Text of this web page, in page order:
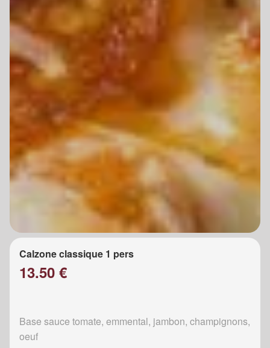
Calzone classique 1 pers
13.50 €
Base sauce tomate, emmental, jambon, champignons,
oeuf